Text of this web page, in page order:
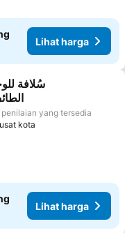
Lihat harga
ke favorit
سُلافة
yang tersedia
kota
Lihat harga